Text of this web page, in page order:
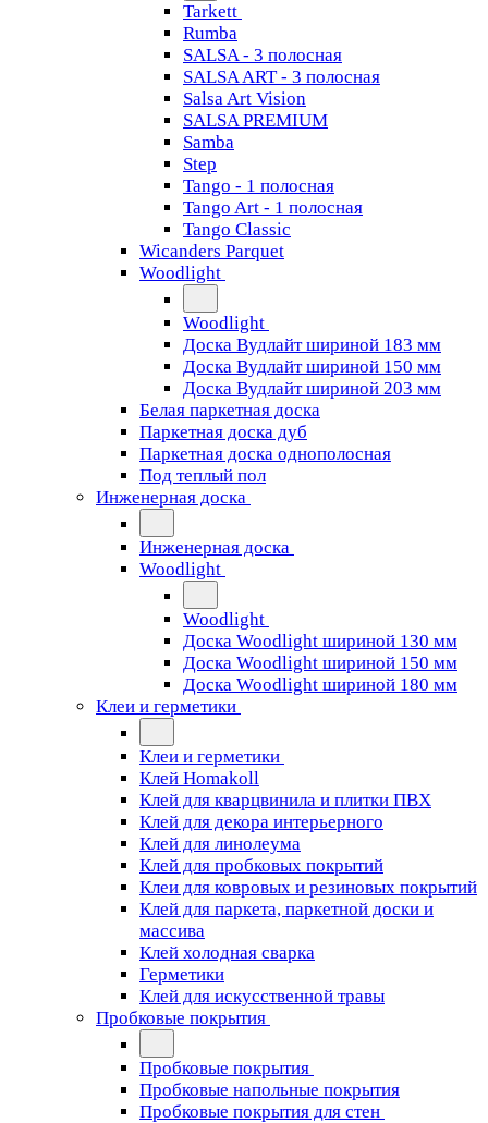
Tarkett
Rumba
SALSA - 3 полосная
SALSA ART - 3 полосная
Salsa Art Vision
SALSA PREMIUM
Samba
Step
Tango - 1 полосная
Tango Art - 1 полосная
Tango Classiс
Wicanders Parquet
Woodlight
Woodlight
Доска Вудлайт шириной 183 мм
Доска Вудлайт шириной 150 мм
Доска Вудлайт шириной 203 мм
Белая паркетная доска
Паркетная доска дуб
Паркетная доска однополосная
Под теплый пол
Инженерная доска
Инженерная доска
Woodlight
Woodlight
Доска Woodlight шириной 130 мм
Доска Woodlight шириной 150 мм
Доска Woodlight шириной 180 мм
Клеи и герметики
Клеи и герметики
Клей Homakoll
Клей для кварцвинила и плитки ПВХ
Клей для декора интерьерного
Клей для линолеума
Клей для пробковых покрытий
Клеи для ковровых и резиновых покрытий
Клей для паркета, паркетной доски и
массива
Клей холодная сварка
Герметики
Клей для искусственной травы
Пробковые покрытия
Пробковые покрытия
Пробковые напольные покрытия
Пробковые покрытия для стен